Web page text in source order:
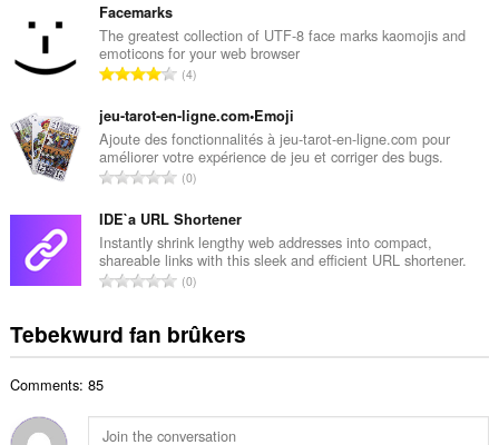
you
the
Dizze
tafoeging
ha
ljeppers
en
blêdzjen.
l
w
u
r
d
e
a
r
i
n
g
:
a
l
e
a
l
w
u
r
d
e
a
r
i
s
:
Facemarks
The greatest collection of UTF-8 face marks kaomojis and
emoticons for your web browser
T
t
a
l
e
a
l
w
u
d
e
r
4
jeu-tarot-en-ligne.com•Emoji
Ajoute des fonctionnalités à jeu-tarot-en-ligne.com pour
améliorer votre expérience de jeu et corriger des bugs.
T
t
a
l
e
a
l
r
0
IDE`a URL Shortener
Instantly shrink lengthy web addresses into compact,
shareable links with this sleek and efficient URL shortener.
T
a
t
a
0
Tebekwurd fan brûkers
Comments: 85